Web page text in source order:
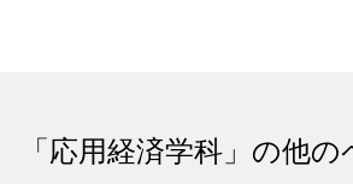
「応用経済学科」の他